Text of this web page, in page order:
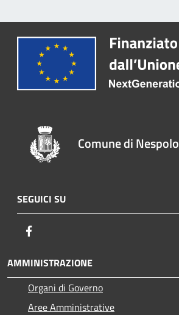
Comune di Nespolo
SEGUICI SU
AMMINISTRAZIONE
Organi di Governo
Aree Amministrative